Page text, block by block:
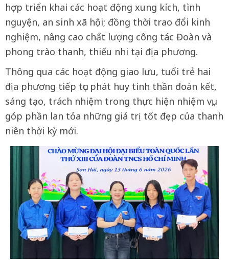
hợp triển khai các hoạt động xung kích, tình
nguyện, an sinh xã hội; đồng thời trao đổi kinh
nghiệm, nâng cao chất lượng công tác Đoàn và
phong trào thanh, thiếu nhi tại địa phương.
Thông qua các hoạt động giao lưu, tuổi trẻ hai
địa phương tiếp tục phát huy tinh thần đoàn kết,
sáng tạo, trách nhiệm trong thực hiện nhiệm vụ,
góp phần lan tỏa những giá trị tốt đẹp của thanh
niên thời kỳ mới.